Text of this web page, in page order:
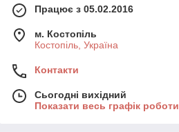
Працює з 05.02.2016
м. Костопіль
Костопіль, Україна
Контакти
Сьогодні вихідний
Показати весь графік роботи